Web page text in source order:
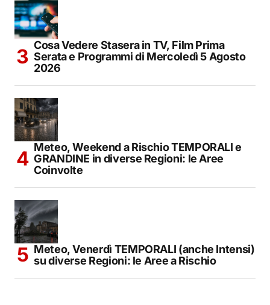
Cosa Vedere Stasera in TV, Film Prima
Serata e Programmi di Mercoledì 5 Agosto
2026
Meteo, Weekend a Rischio TEMPORALI e
GRANDINE in diverse Regioni: le Aree
Coinvolte
Meteo, Venerdì TEMPORALI (anche Intensi)
su diverse Regioni: le Aree a Rischio